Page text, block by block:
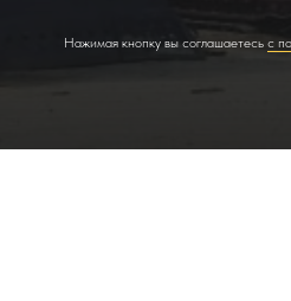
Нажимая кнопку вы соглашаетесь с